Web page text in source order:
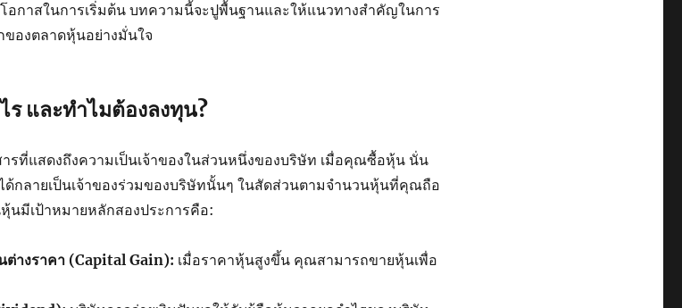
อกาสในการเริ่มต้น บทความนี้จะปูพื้นฐานและให้แนวทางสำคัญในการ
ของตลาดหุ้นอย่างมั่นใจ
ร และทำไมต้องลงทุน?
รที่แสดงถึงความเป็นเจ้าของในส่วนหนึ่งของบริษัท เมื่อคุณซื้อหุ้น นั่น
กลายเป็นเจ้าของร่วมของบริษัทนั้นๆ ในสัดส่วนตามจำนวนหุ้นที่คุณถือ
นมีเป้าหมายหลักสองประการคือ:
ต่างราคา (Capital Gain): เมื่อราคาหุ้นสูงขึ้น คุณสามารถขายหุ้นเพื่อ